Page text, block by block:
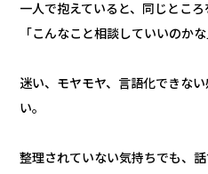
一人で抱えていると、同じところ
「こんなこと相談していいのか
迷い、モヤモヤ、言語化できな
い。
整理されていない気持ちでも、